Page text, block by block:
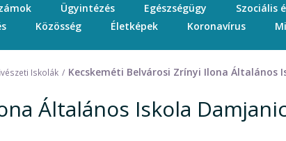
Ügyintézés Egészségügy Szociális
Közösség Életképek Koronavírus
Iskolák Kecskeméti Belvárosi Zrínyi Ilona Általános
Általános Iskola